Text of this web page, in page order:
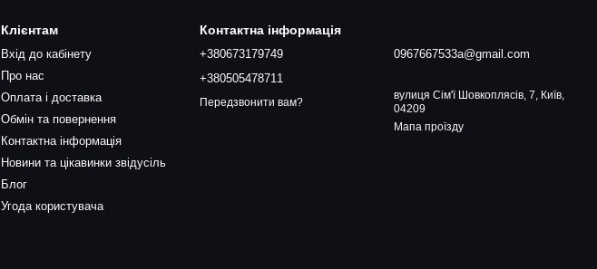
Клієнтам
Вхід до кабінету
Про нас
Оплата і доставка
Обмін та повернення
Контактна інформація
Новини та цікавинки звідусіль
Блог
Угода користувача
Контактна інформація
+380673179749
+380505478711
Передзвонити вам?
0967667533a@gmail.com
вулиця Сім'ї Шовкоплясів, 7, Київ,
04209
Мапа проїзду